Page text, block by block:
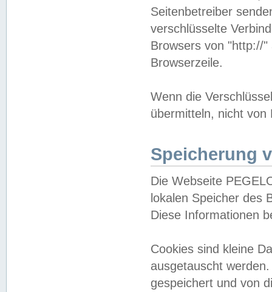
Seitenbetreiber
verschlüsselte
Browsers von "http://
Browserzeile.
Wenn die
übermitteln, nicht von
Speicherung
Die Webseite
lokalen Speicher des
Diese Informationen
Cookies sind kleine
ausgetauscht
gespeichert und von